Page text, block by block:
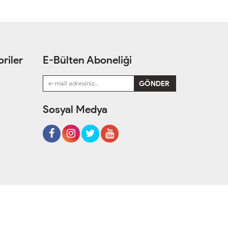
E-Bülten Aboneliği
Sosyal Medya